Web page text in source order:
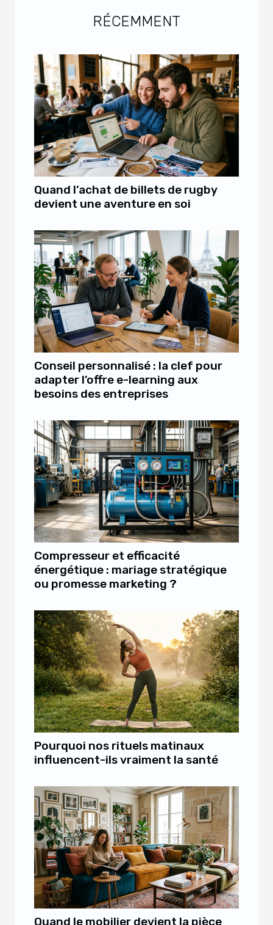
RÉCEMMENT
Quand l’achat de billets de rugby
devient une aventure en soi
Conseil personnalisé : la clef pour
adapter l'offre e-learning aux
besoins des entreprises
Compresseur et efficacité
énergétique : mariage stratégique
ou promesse marketing ?
Pourquoi nos rituels matinaux
influencent-ils vraiment la santé
Quand le mobilier devient la pièce